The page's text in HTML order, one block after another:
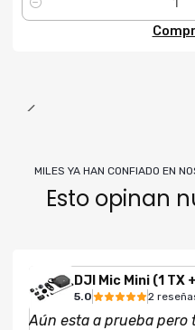
Cantidad
MILES YA HAN CONFIADO EN
Esto opinan
DJI Mic Mini (1 TX
5.0 2
Aún esta a prueba pero